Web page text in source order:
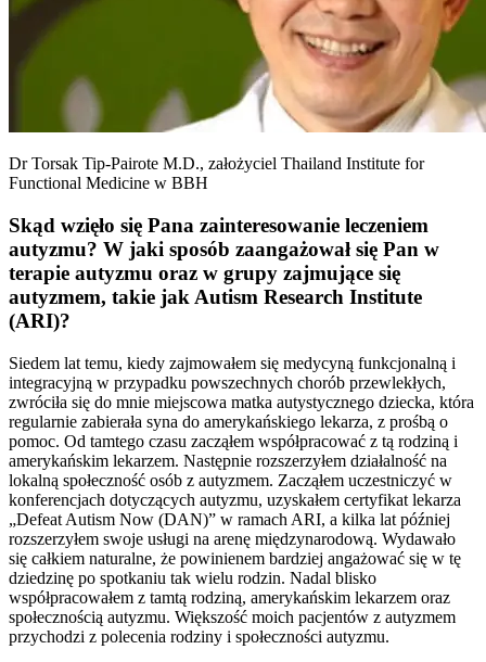
Dr Torsak Tip-Pairote M.D., założyciel Thailand Institute for
Functional Medicine w BBH
Skąd wzięło się Pana zainteresowanie leczeniem
autyzmu? W jaki sposób zaangażował się Pan w
terapie autyzmu oraz w grupy zajmujące się
autyzmem, takie jak Autism Research Institute
(ARI)?
Siedem lat temu, kiedy zajmowałem się medycyną funkcjonalną i
integracyjną w przypadku powszechnych chorób przewlekłych,
zwróciła się do mnie miejscowa matka autystycznego dziecka, która
regularnie zabierała syna do amerykańskiego lekarza, z prośbą o
pomoc. Od tamtego czasu zacząłem współpracować z tą rodziną i
amerykańskim lekarzem. Następnie rozszerzyłem działalność na
lokalną społeczność osób z autyzmem. Zacząłem uczestniczyć w
konferencjach dotyczących autyzmu, uzyskałem certyfikat lekarza
„Defeat Autism Now (DAN)” w ramach ARI, a kilka lat później
rozszerzyłem swoje usługi na arenę międzynarodową. Wydawało
się całkiem naturalne, że powinienem bardziej angażować się w tę
dziedzinę po spotkaniu tak wielu rodzin. Nadal blisko
współpracowałem z tamtą rodziną, amerykańskim lekarzem oraz
społecznością autyzmu. Większość moich pacjentów z autyzmem
przychodzi z polecenia rodziny i społeczności autyzmu.